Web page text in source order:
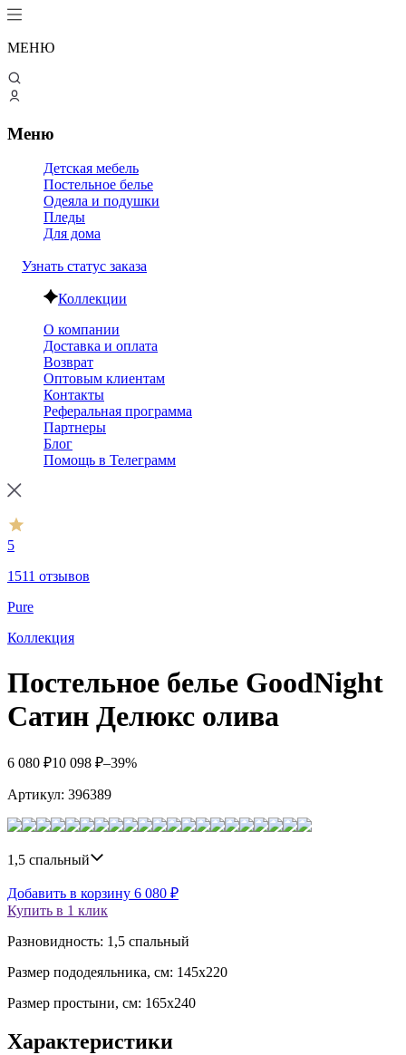
МЕНЮ
Меню
Детская мебель
Постельное белье
Одеяла и подушки
Пледы
Для дома
Узнать статус заказа
Коллекции
О компании
Доставка и оплата
Возврат
Оптовым клиентам
Контакты
Реферальная программа
Партнеры
Блог
Помощь в Телеграмм
5
1511 отзывов
Pure
Коллекция
Постельное белье GoodNight
Сатин Делюкс олива
6 080 ₽10 098 ₽–39%
Артикул: 396389
1,5 спальный
Добавить в корзину 6 080 ₽
Купить в 1 клик
Разновидность: 1,5 спальный
Размер пододеяльника, см: 145х220
Размер простыни, см: 165х240
Характеристики